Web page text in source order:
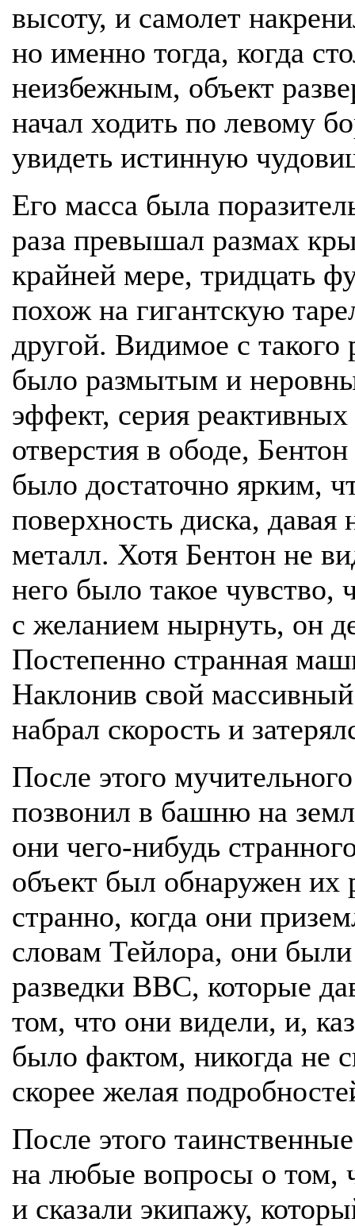
высоту, и самолет
но именно тогда, когда
неизбежным, объект
начал ходить по левому
увидеть истинную
Его масса была
раза превышал размах
крайней мере, тридцать
похож на гигантскую
другой. Видимое с такого
было размытым и
эффект, серия
отверстия в ободе,
было достаточно ярким,
поверхность диска,
металл. Хотя Бентон не
него было такое
с желанием нырнуть, он
Постепенно странная
Наклонив свой
набрал скорость и
После этого
позвонил в башню на
они чего-нибудь
объект был обнаружен их
странно, когда они
словам Тейлора, они
разведки ВВС, которые
том, что они видели, и,
было фактом, никогда не
скорее желая
После этого
на любые вопросы о том,
и сказали экипажу,